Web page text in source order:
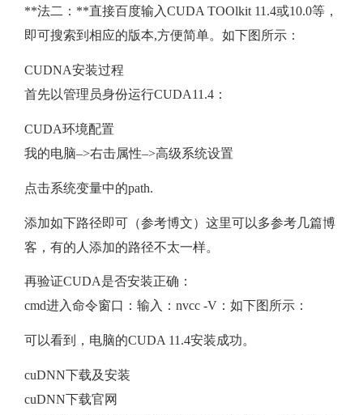
**法二：**直接百度输入CUDA TOOlkit 11.4或10.0等，
即可搜索到相应的版本,方便简单。如下图所示：
CUDNA安装过程
首先以管理员身份运行CUDA11.4：
CUDA环境配置
我的电脑–>右击属性–>高级系统设置
点击系统变量中的path.
添加如下路径即可（参考博文）这里可以多参考几篇博
客，有的人添加的路径不太一样。
再验证CUDA是否安装正确：
cmd进入命令窗口：输入：nvcc -V：如下图所示：
可以看到，电脑的CUDA 11.4安装成功。
cuDNN下载及安装
cuDNN下载官网